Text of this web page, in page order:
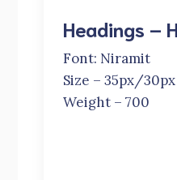
Headings –
Font: Niramit
Size – 35px/30px
Weight – 700